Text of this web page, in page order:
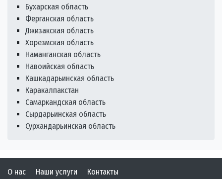
Бухарская область
Ферганская область
Джизакская область
Хорезмская область
Наманганская область
Навоийская область
Кашкадарьинская область
Каракалпакстан
Самаркандская область
Сырдарьинская область
Сурхандарьинская область
О нас Наши услуги
Контакты